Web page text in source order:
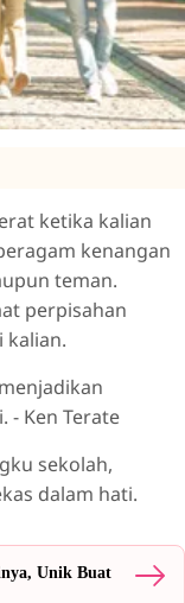
ketika kalian
kenangan
teman.
perpisahan
kalian.
- Ken Terate
sekolah,
dalam hati.
Unik Buat